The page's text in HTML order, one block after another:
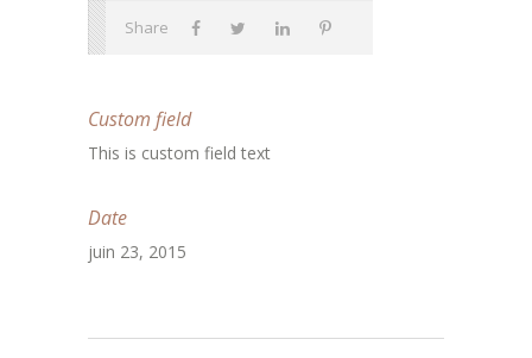
Share
Custom field
This is custom field text
Date
juin 23, 2015